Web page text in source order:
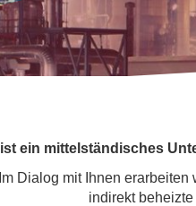
ist ein mittelständisches
Im Dialog mit Ihnen
indirekt